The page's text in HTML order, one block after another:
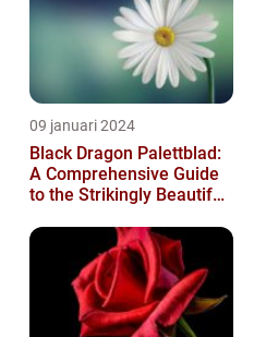
09 januari 2024
Black Dragon Palettblad:
A Comprehensive Guide
to the Strikingly Beautiful